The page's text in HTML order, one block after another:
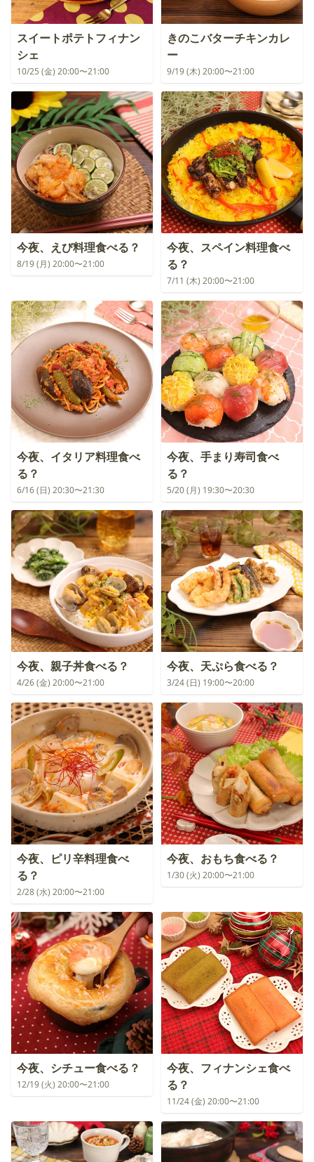
スイートポテトフィナン
シェ
10/25 (金) 20:00〜21:00
きのこバターチキンカレ
ー
9/19 (木) 20:00〜21:00
今夜、えび料理食べる？
8/19 (月) 20:00〜21:00
今夜、スペイン料理食べ
る？
7/11 (木) 20:00〜21:00
今夜、イタリア料理食べ
る？
6/16 (日) 20:30〜21:30
今夜、手まり寿司食べ
る？
5/20 (月) 19:30〜20:30
今夜、親子丼食べる？
4/26 (金) 20:00〜21:00
今夜、天ぷら食べる？
3/24 (日) 19:00〜20:00
今夜、ピリ辛料理食べ
る？
2/28 (水) 20:00〜21:00
今夜、おもち食べる？
1/30 (火) 20:00〜21:00
今夜、シチュー食べる？
12/19 (火) 20:00〜21:00
今夜、フィナンシェ食べ
る？
11/24 (金) 20:00〜21:00